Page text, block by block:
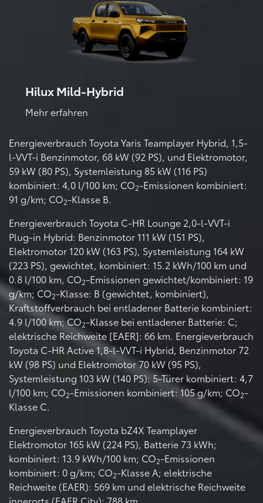
Hilux Mild-Hybrid
Mehr erfahren
Energieverbrauch Toyota Yaris Teamplayer Hybrid, 1,5-
l-VVT-i Benzinmotor, 68 kW (92 PS), und Elektromotor,
59 kW (80 PS), Systemleistung 85 kW (116 PS)
kombiniert: 4,0 l/100 km; CO2-Emissionen kombiniert:
91 g/km; CO2-Klasse B.
Energieverbrauch Toyota C-HR Lounge 2,0-l-VVT-i
Plug-in Hybrid: Benzinmotor 111 kW (151 PS),
Elektromotor 120 kW (163 PS), Systemleistung 164 kW
(223 PS), gewichtet, kombiniert: 15.2 kWh/100 km und
0.8 l/100 km, CO2-Emissionen gewichtet/kombiniert: 19
g/km; CO2-Klasse: B (gewichtet, kombiniert),
Kraftstoffverbrauch bei entladener Batterie kombiniert:
4.9 l/100 km; CO2-Klasse bei entladener Batterie: C;
elektrische Reichweite [EAER]: 66 km. Energieverbrauch
Toyota C-HR Active 1,8-l-VVT-i Hybrid, Benzinmotor 72
kW (98 PS) und Elektromotor 70 kW (95 PS),
Systemleistung 103 kW (140 PS): 5-Türer kombiniert: 4,7
l/100 km; CO2-Emissionen kombiniert: 105 g/km; CO2-
Klasse C.
Energieverbrauch Toyota bZ4X Teamplayer
Elektromotor 165 kW (224 PS), Batterie 73 kWh;
kombiniert: 13.9 kWh/100 km; CO2-Emissionen
kombiniert: 0 g/km; CO2-Klasse A; elektrische
Reichweite (EAER): 569 km und elektrische Reichweite